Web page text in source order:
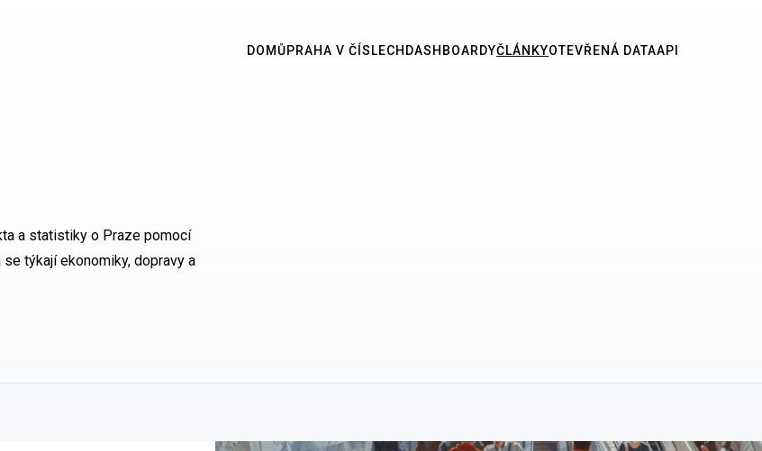
DOMŮPRAHA V ČÍSLECH DASHBOARDYČLÁNKYOTEVŘENÁ DATAAPI
a statistiky o Praze pomocí
týkají ekonomiky, dopravy a